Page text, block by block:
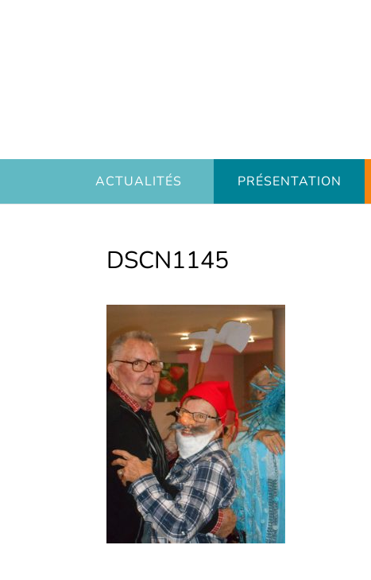
ACTUALITÉS PRÉSENTATION
DSCN1145